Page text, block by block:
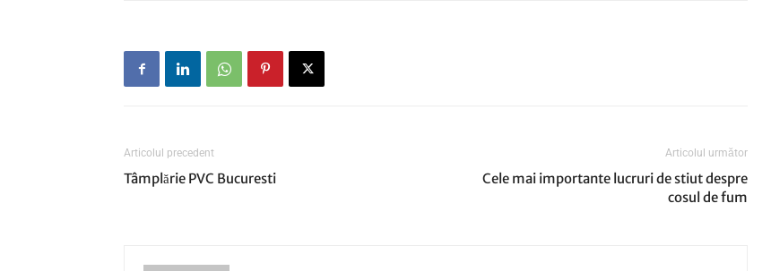
Articolul precedent
Tâmplărie PVC Bucuresti
Articolul următor
Cele mai importante lucruri de stiut despre
cosul de fum